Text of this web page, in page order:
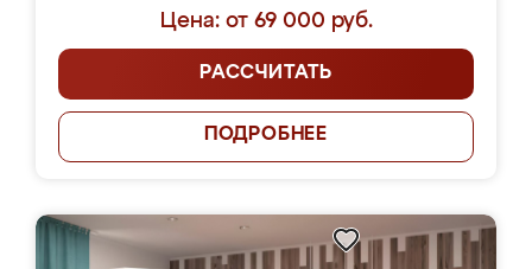
Цена: от 69 000 руб.
РАССЧИТАТЬ
ПОДРОБНЕЕ